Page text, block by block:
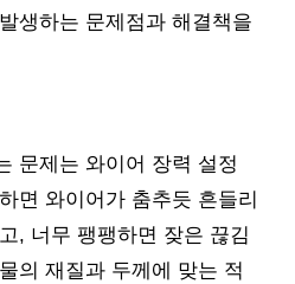
생하는 문제점과 해결책을
문제는 와이어 장력 설정
면 와이어가 춤추듯 흔들리
, 너무 팽팽하면 잦은 끊김
의 재질과 두께에 맞는 적